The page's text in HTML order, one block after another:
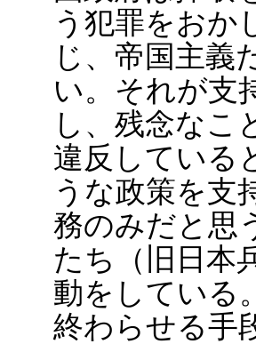
う犯罪をおか
じ、帝国主義
い。それが支
し、残念なこ
違反している
うな政策を支
務のみだと思
たち（旧日本
動をしている
終わらせる手